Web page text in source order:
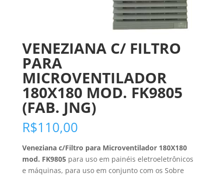
VENEZIANA C/ FILTRO
PARA
MICROVENTILADOR
180X180 MOD. FK9805
(FAB. JNG)
R$110,00
Veneziana c/Filtro para Microventilador 180X180
mod. FK9805para uso em painéis eletroeletrônicos
e máquinas, para uso em conjunto com os Sobre